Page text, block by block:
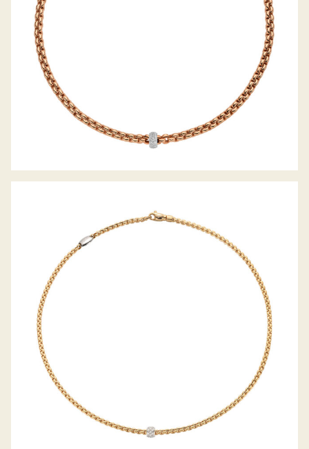
COLLIER EKA TINY KOLLEKTION